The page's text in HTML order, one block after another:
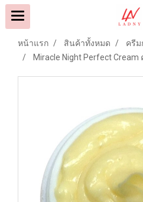
หน้าแรก สินค้าทั้งหมด
ครีม
Miracle Night Perfect